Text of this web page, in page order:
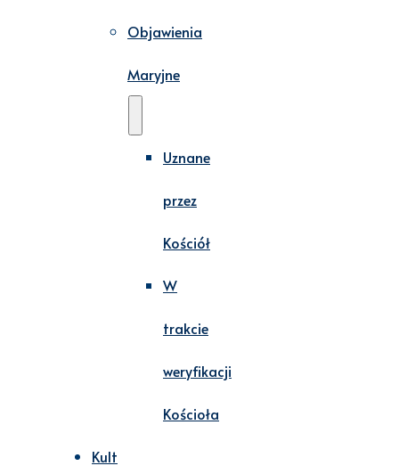
Objawienia
Maryjne
Uznane
przez
Kościół
W
trakcie
weryfikacji
Kościoła
Kult